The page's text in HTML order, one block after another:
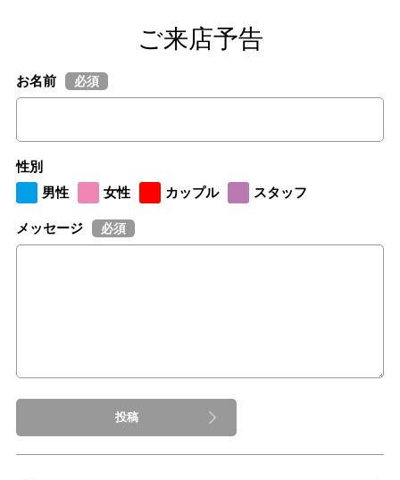
ご来店予告
お名前 必須
性別
男性
女性 カップル スタッフ
メッセージ 必須